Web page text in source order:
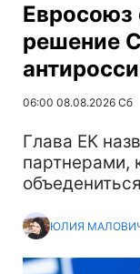
Евросоюз
решение
06:00 08.08.2026 Сб
Глава ЕК
партнерами,
ЮЛИЯ